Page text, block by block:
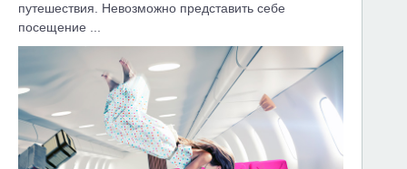
путешествия. Невозможно представить себе
посещение ...